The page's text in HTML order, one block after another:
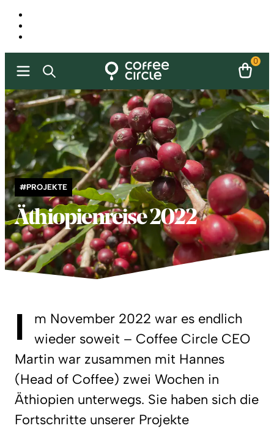
0
#PROJEKTE
Äthiopienreise 2022
I
m November 2022 war es endlich
wieder soweit – Coffee Circle CEO
Martin war zusammen mit Hannes
(Head of Coffee) zwei Wochen in
Äthiopien unterwegs. Sie haben sich die
Fortschritte unserer Projekte